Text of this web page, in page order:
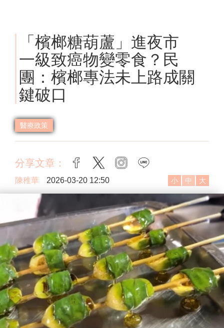
「檳榔糖葫蘆」進夜市
一級致癌物變零食？民
團：檳榔專法未上路成關
鍵破口
醫療政策
分享文章： facebook
twitter instagram
陳稚華 2026-03-20 12:50 小 中 大